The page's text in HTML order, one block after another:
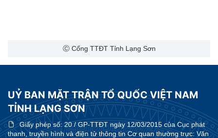
Ⓒ Cổng TTĐT Tỉnh Lạng Sơn
UỶ BAN MẶT TRẬN TỔ QUỐC VIỆT NAM
TỈNH LẠNG SƠN
Giấy phép số:20 / GP-TTĐT ngày 12/03/2015 của Cục phát
thanh, truyền hình và điện tử thông tin Cơ quan thường trực: Văn